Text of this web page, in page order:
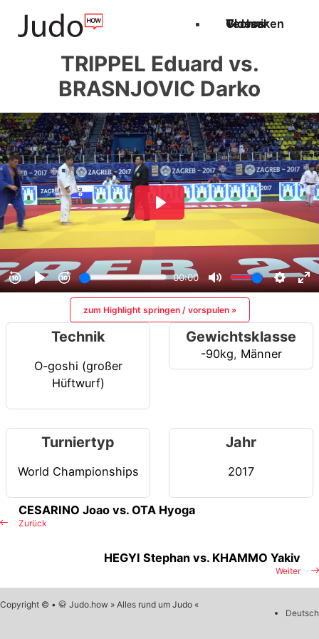
Techniken
Videos
Glossar
TRIPPEL Eduard vs.
BRASNJOVIC Darko
zum Highlight springen / vorspulen »
Technik
O-goshi (großer
Hüftwurf)
Gewichtsklasse
-90kg, Männer
Turniertyp
World Championships
Jahr
2017
Zurück
CESARINO Joao vs. OTA Hyoga
Weiter
HEGYI Stephan vs. KHAMMO Yakiv
Copyright © • 🥋 Judo.how » Alles rund um Judo «
Deutsch